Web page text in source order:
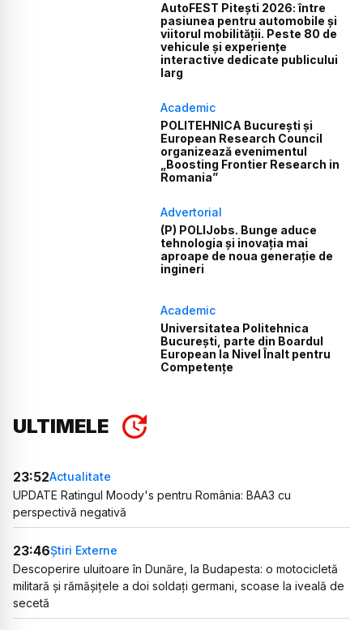
AutoFEST Pitești 2026: între
pasiunea pentru automobile și
viitorul mobilității. Peste 80 de
vehicule și experiențe
interactive dedicate publicului
larg
Academic
POLITEHNICA București și
European Research Council
organizează evenimentul
„Boosting Frontier Research in
Romania”
Advertorial
(P) POLIJobs. Bunge aduce
tehnologia și inovația mai
aproape de noua generație de
ingineri
Academic
Universitatea Politehnica
București, parte din Boardul
European la Nivel Înalt pentru
Competențe
ULTIMELE
23:52Actualitate
UPDATE Ratingul Moody's pentru România: BAA3 cu
perspectivă negativă
23:46Știri Externe
Descoperire uluitoare în Dunăre, la Budapesta: o motocicletă
militară și rămășițele a doi soldați germani, scoase la iveală de
secetă